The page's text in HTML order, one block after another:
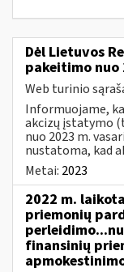
Dėl Lietuvos
pakeitimo nuo
Web turinio
Informuojame,
akcizų įstatymo
nuo 2023 m.
nustatoma, kad
Metai: 2023
2022 m.
priemonių
finansinių